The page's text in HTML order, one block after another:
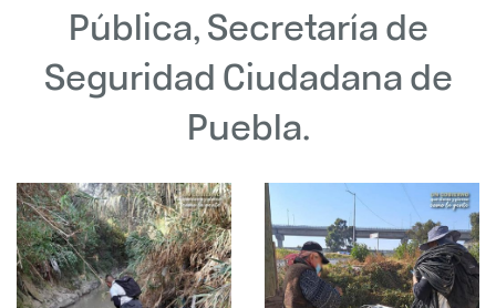
Pública, Secretaría de
Seguridad Ciudadana de
Puebla.